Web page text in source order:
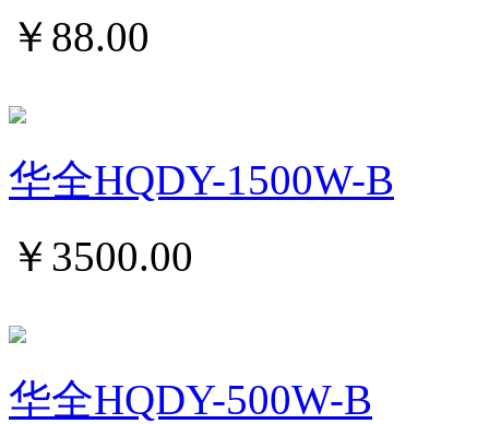
￥ 88.00
华全HQDY-1500W-B
￥ 3500.00
华全HQDY-500W-B